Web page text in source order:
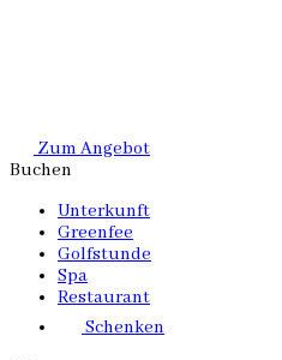
Zum Angebot
Buchen
Unterkunft
Greenfee
Golfstunde
Spa
Restaurant
Schenken